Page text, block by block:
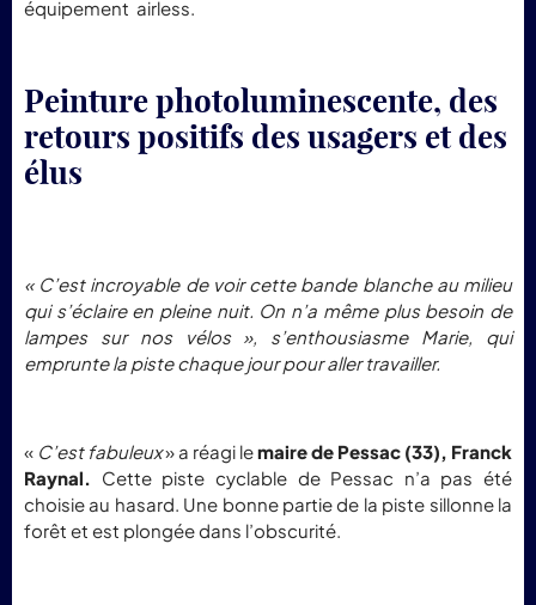
équipement airless.
Peinture photoluminescente, des
retours positifs des usagers et des
élus
« C’est incroyable de voir cette bande blanche au milieu
qui s’éclaire en pleine nuit. On n’a même plus besoin de
lampes sur nos vélos », s’enthousiasme Marie, qui
emprunte la piste chaque jour pour aller travailler.
« C’est fabuleux» a réagi lemaire de Pessac (33), Franck
Raynal. Cette piste cyclable de Pessac n’a pas été
choisie au hasard. Une bonne partie de la piste sillonne la
forêt et est plongée dans l’obscurité.